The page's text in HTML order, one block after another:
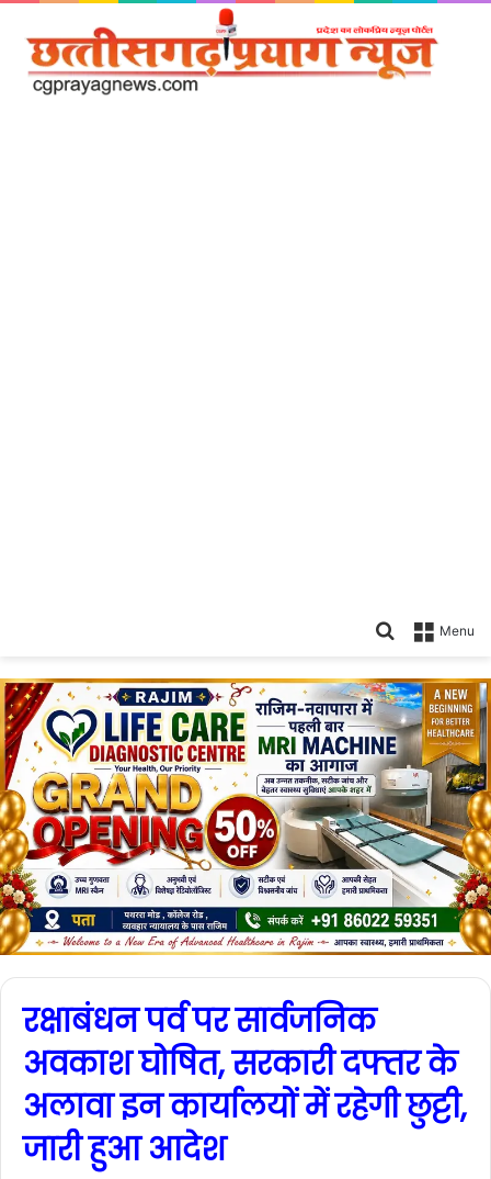
Menu
Search
रक्षाबंधन पर्व पर सार्वजनिक
अवकाश घोषित, सरकारी दफ्तर के
अलावा इन कार्यालयों में रहेगी छुट्टी,
जारी हुआ आदेश